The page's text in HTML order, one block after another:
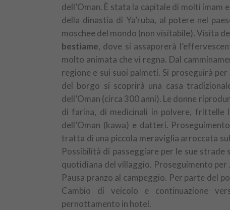
dell’Oman. È stata la capitale di molti
della dinastia di Ya’ruba, al potere nel
moschee del mondo (non visitabile). Visita
bestiame, dove si assaporerà
molto animata che vi regna. Dal
regione e sui suoi palmeti. Si proseguirà per
del borgo si scoprirà una casa
dell’Oman (circa 300 anni). Le donne
di farina, di medicinali in polvere,
dell’Oman (kawa) e datteri.
tratta di una piccola meraviglia arroccata
Possibilità di passeggiare per le sue
quotidiana del villaggio. Proseguimento per
Pausa pranzo al campeggio. Per parte del
Cambio di veicolo e continuazione
pernottamento in hotel.